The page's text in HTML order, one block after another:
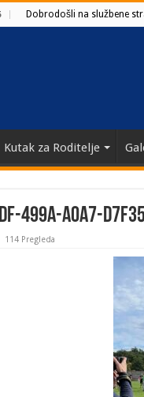
Dobrodošli na službene
Kutak za Roditelje
499a-a0a7-
114 Pregleda